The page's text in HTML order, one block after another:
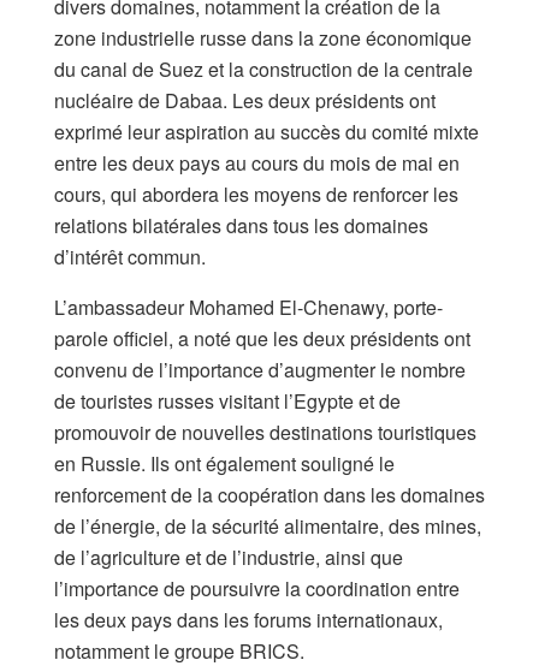
divers domaines, notamment la création de la
zone industrielle russe dans la zone économique
du canal de Suez et la construction de la centrale
nucléaire de Dabaa. Les deux présidents ont
exprimé leur aspiration au succès du comité mixte
entre les deux pays au cours du mois de mai en
cours, qui abordera les moyens de renforcer les
relations bilatérales dans tous les domaines
d’intérêt commun.
L’ambassadeur Mohamed El-Chenawy, porte-
parole officiel, a noté que les deux présidents ont
convenu de l’importance d’augmenter le nombre
de touristes russes visitant l’Egypte et de
promouvoir de nouvelles destinations touristiques
en Russie. Ils ont également souligné le
renforcement de la coopération dans les domaines
de l’énergie, de la sécurité alimentaire, des mines,
de l’agriculture et de l’industrie, ainsi que
l’importance de poursuivre la coordination entre
les deux pays dans les forums internationaux,
notamment le groupe BRICS.